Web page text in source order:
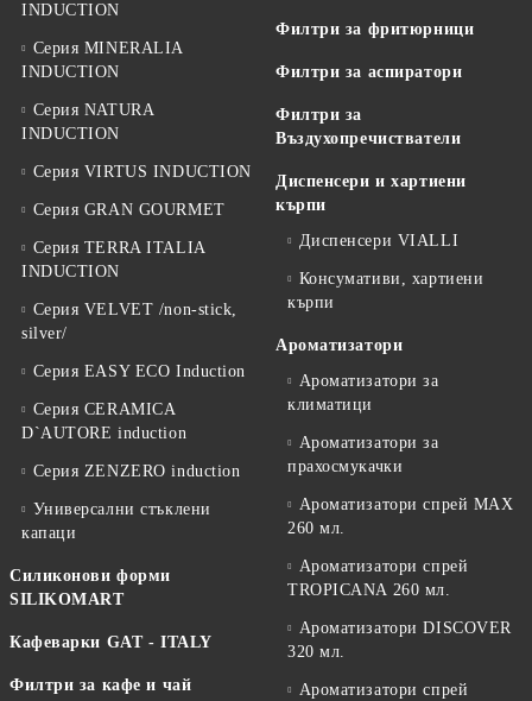
INDUCTION
Серия MINERALIA
INDUCTION
Серия NATURA
INDUCTION
Серия VIRTUS INDUCTION
Серия GRAN GOURMET
Серия TERRA ITALIA
INDUCTION
Серия VELVET /non-stick,
silver/
Серия EASY ECO Induction
Серия CERAMICA
D`AUTORE induction
Серия ZENZERO induction
Универсални стъклени
капаци
Силиконови форми
SILIKOMART
Кафеварки GAT - ITALY
Филтри за кафе и чай
Филтри за фритюрници
Филтри за аспиратори
Филтри за
Въздухопречистватели
Диспенсери и хартиени
кърпи
Диспенсери VIALLI
Консумативи, хартиени
кърпи
Ароматизатори
Ароматизатори за
климатици
Ароматизатори за
прахосмукачки
Ароматизатори спрей MAX
260 мл.
Ароматизатори спрей
TROPICANA 260 мл.
Ароматизатори DISCOVER
320 мл.
Ароматизатори спрей